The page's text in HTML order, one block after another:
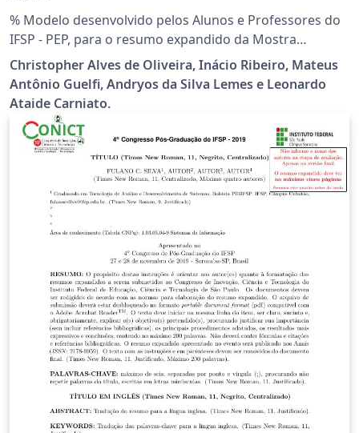
% Modelo desenvolvido pelos Alunos e Professores do
IFSP - PEP, para o resumo expandido da Mostra
Científica, Cultural e Tecnológica, edição 2021.
Christopher Alves de Oliveira, Inácio Ribeiro, Mateus
Antônio Guelfi, Andryos da Silva Lemes e Leonardo
Ataide Carniato.